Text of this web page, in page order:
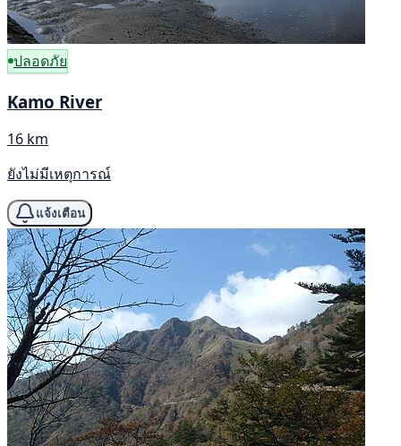
ปลอดภัย
Kamo River
16 km
ยังไม่มีเหตุการณ์
แจ้งเตือน